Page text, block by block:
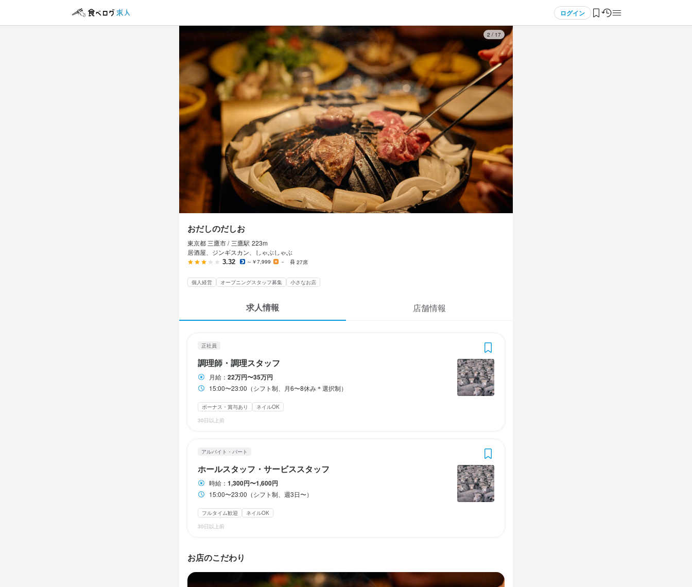
ログイン
3 / 17
おだしのだしお
東京都 三鷹市 / 三鷹駅 223m
居酒屋、ジンギスカン、しゃぶしゃぶ
3.32 ～￥7,999 － 27席
個人経営 オープニングスタッフ募集 小さなお店
求人情報 店舗情報
正社員
調理師・調理スタッフ
月給： 22万円〜35万円
15:00〜23:00（シフト制、月6〜8休み＊選択制）
ボーナス・賞与あり
ネイルOK
30日以上前
アルバイト・パート
ホールスタッフ・サービススタッフ
時給： 1,300円〜1,600円
15:00〜23:00（シフト制、週3日〜）
フルタイム歓迎
ネイルOK
30日以上前
お店のこだわり
正社員 おだしのだしお
調理師・調理スタッフ
調理師・調理スタッフ
220,000円〜350,000円
ボーナス・賞与あり 昇給あり 交通費支給 家族手当あり
100時間研修後、時給1300円〜
勤務時間
15:00〜23:00（シフト制、月6〜8休み＊選択制）
休日・休暇
シフト制
月8日以上休みあり 完全週休2日制
ス・ネイルok
アルバイト・パート おだしのだしお
ホールスタッフ・サービススタッフ
ホールスタッフ・サービススタッフ
1,300円〜1,600円
昇給あり 交通費支給 給与手渡しOK
給与補足
キッチン業務　1,400円〜
収入例
入社1年調理未経験　時給1,600円
勤務時間
15:00〜23:00（シフト制、週3日〜）
シフト制
自由シフト制(毎回、時間・曜日を選べる)
土日祝のみ勤務OK 完全週休2日制